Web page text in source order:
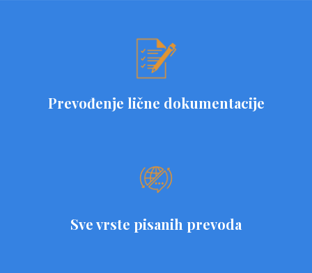
Prevođenje lične dokumentacije
Sve vrste pisanih prevoda